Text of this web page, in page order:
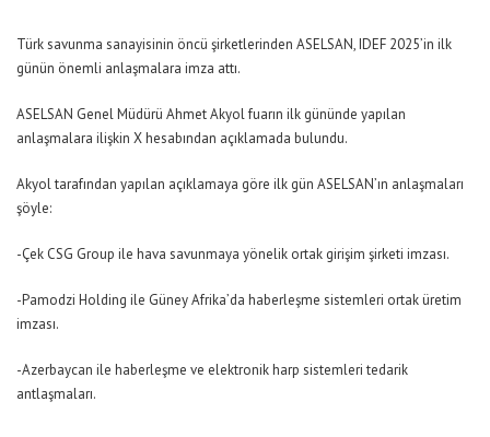
Türk savunma sanayisinin öncü şirketlerinden ASELSAN, IDEF 2025’in ilk
günün önemli anlaşmalara imza attı.
ASELSAN Genel Müdürü Ahmet Akyol fuarın ilk gününde yapılan
anlaşmalara ilişkin X hesabından açıklamada bulundu.
Akyol tarafından yapılan açıklamaya göre ilk gün ASELSAN’ın anlaşmaları
şöyle:
-Çek CSG Group ile hava savunmaya yönelik ortak girişim şirketi imzası.
-Pamodzi Holding ile Güney Afrika’da haberleşme sistemleri ortak üretim
imzası.
-Azerbaycan ile haberleşme ve elektronik harp sistemleri tedarik
antlaşmaları.